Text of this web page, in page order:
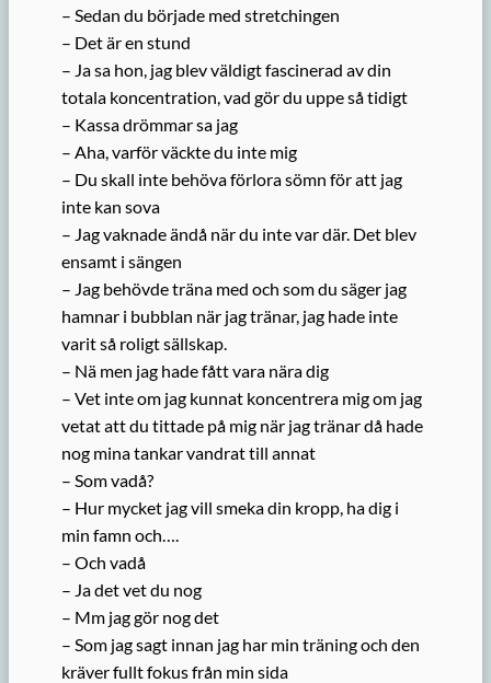
– Sedan du började med stretchingen
– Det är en stund
– Ja sa hon, jag blev väldigt fascinerad av din
totala koncentration, vad gör du uppe så tidigt
– Kassa drömmar sa jag
– Aha, varför väckte du inte mig
– Du skall inte behöva förlora sömn för att jag
inte kan sova
– Jag vaknade ändå när du inte var där. Det blev
ensamt i sängen
– Jag behövde träna med och som du säger jag
hamnar i bubblan när jag tränar, jag hade inte
varit så roligt sällskap.
– Nä men jag hade fått vara nära dig
– Vet inte om jag kunnat koncentrera mig om jag
vetat att du tittade på mig när jag tränar då hade
nog mina tankar vandrat till annat
– Som vadå?
– Hur mycket jag vill smeka din kropp, ha dig i
min famn och….
– Och vadå
– Ja det vet du nog
– Mm jag gör nog det
– Som jag sagt innan jag har min träning och den
kräver fullt fokus från min sida